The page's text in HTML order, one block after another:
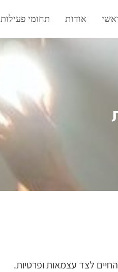
אודות תחומי פעילות
לצד עצמאות ופרטיות.